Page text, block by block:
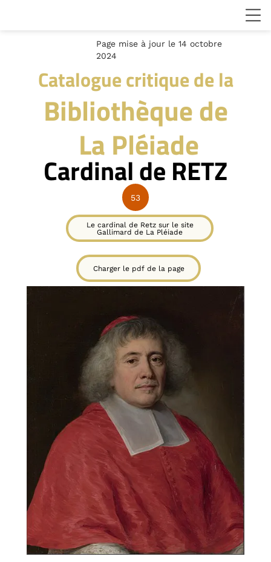
Catalogue critique de la
Bibliothèque de
La Pléiade
Page mise à jour le 14 octobre
2024
53
Cardinal de RETZ
Le cardinal de Retz sur le site
Gallimard de La Pléiade
Charger le pdf de la page